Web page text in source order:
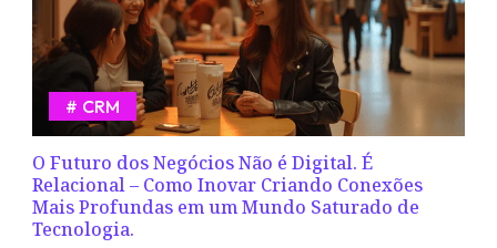
O Futuro dos Negócios Não é Digital. É
Relacional – Como Inovar Criando Conexões
Mais Profundas em um Mundo Saturado de
Tecnologia.
CRM